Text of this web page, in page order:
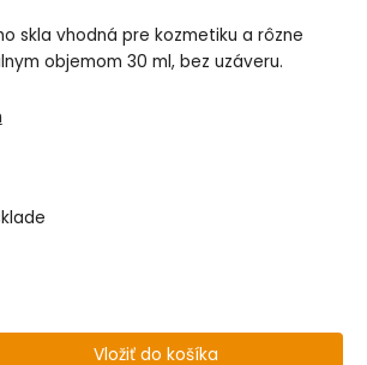
skla vhodná pre kozmetiku a rôzne
objemom 30 ml, bez uzáveru.